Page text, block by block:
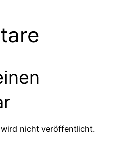
nicht veröffentlicht.